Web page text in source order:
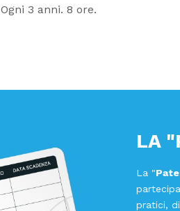
Ogni 3 anni. 8 ore.
LA
La "
pratici,